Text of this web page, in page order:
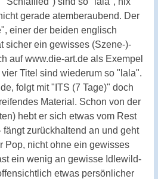
gerade atemberaubend. Der
einer der beiden englisch
sicher ein gewisses (Szene-)-
auf www.die-art.de als Exempel
Titel sind wiederum so "lala".
folgt mit "ITS (7 Tage)" doch
Material. Schon von der
hebt er sich etwas vom Rest
fängt zurückhaltend an und geht
Pop, nicht ohne ein gewisses
ein wenig an gewisse Idlewild-
etwas persönlicher